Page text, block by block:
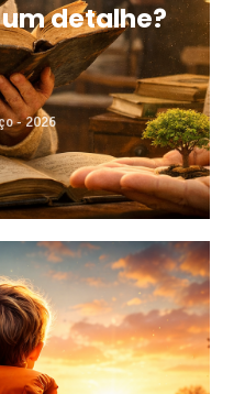
detalhe?
- 2026